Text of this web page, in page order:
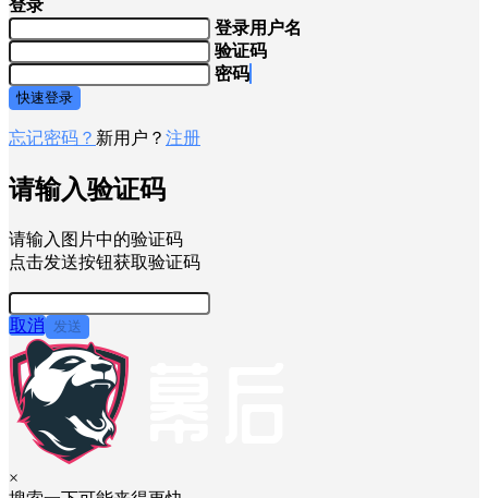
登录
登录用户名
验证码
密码
快速登录
忘记密码？ 新用户？ 注册
请输入验证码
请输入图片中的验证码
点击发送按钮获取验证码
取消 发送
×